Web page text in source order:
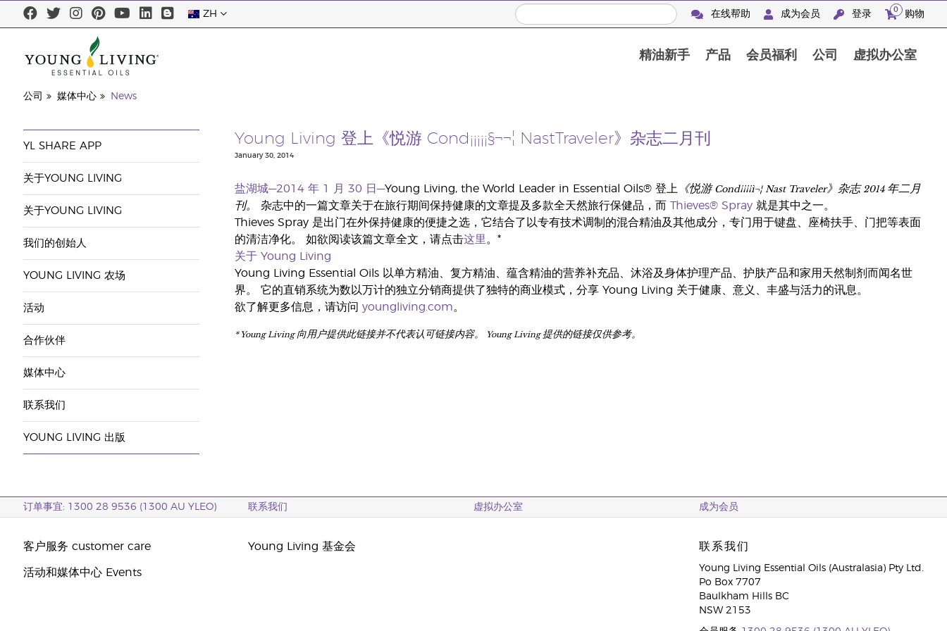
ZH 在线帮助 成为会员 登录 0 购物
精油新手 产品 会员福利 公司 虚拟办公室
公司 媒体中心 News
YL SHARE APP
关于YOUNG LIVING
关于YOUNG LIVING
我们的创始人
YOUNG LIVING 农场
活动
合作伙伴
媒体中心
联系我们
YOUNG LIVING 出版
Young Living 登上《悦游 Cond¡¡¡¡¡§¬¬¦ NastTraveler》杂志二月刊
January 30, 2014
盐湖城—2014 年 1 月 30 日—Young Living, the World Leader in Essential Oils® 登上《悦游 Cond¡¡¡¡ì¬¦ Nast Traveler》杂志 2014 年二月
刊。
杂志中的一篇文章关于在旅行期间保持健康的文章提及多款全天然旅行保健品，而 Thieves® Spray就是其中之一。
Thieves Spray 是出门在外保持健康的便捷之选，它结合了以专有技术调制的混合精油及其他成分，专门用于键盘、座椅扶手、门把等表面
的清洁净化。 如欲阅读该篇文章全文，请点击这里 。*
关于 Young Living
Young Living Essential Oils 以单方精油、复方精油、蕴含精油的营养补充品、沐浴及身体护理产品、护肤产品和家用天然制剂而闻名世
界。 它的直销系统为数以万计的独立分销商提供了独特的商业模式，分享 Young Living 关于健康、意义、丰盛与活力的讯息。
欲了解更多信息，请访问 youngliving.com。
* Young Living 向用户提供此链接并不代表认可链接内容。 Young Living 提供的链接仅供参考。
订单事宜: 1300 28 9536 (1300 AU YLEO) 联系我们 虚拟办公室 成为会员
客户服务 customer care
活动和媒体中心 Events
Young Living 基金会 联系我们
Young Living Essential Oils (Australasia) Pty Ltd.
Po Box 7707
Baulkham Hills BC
NSW 2153